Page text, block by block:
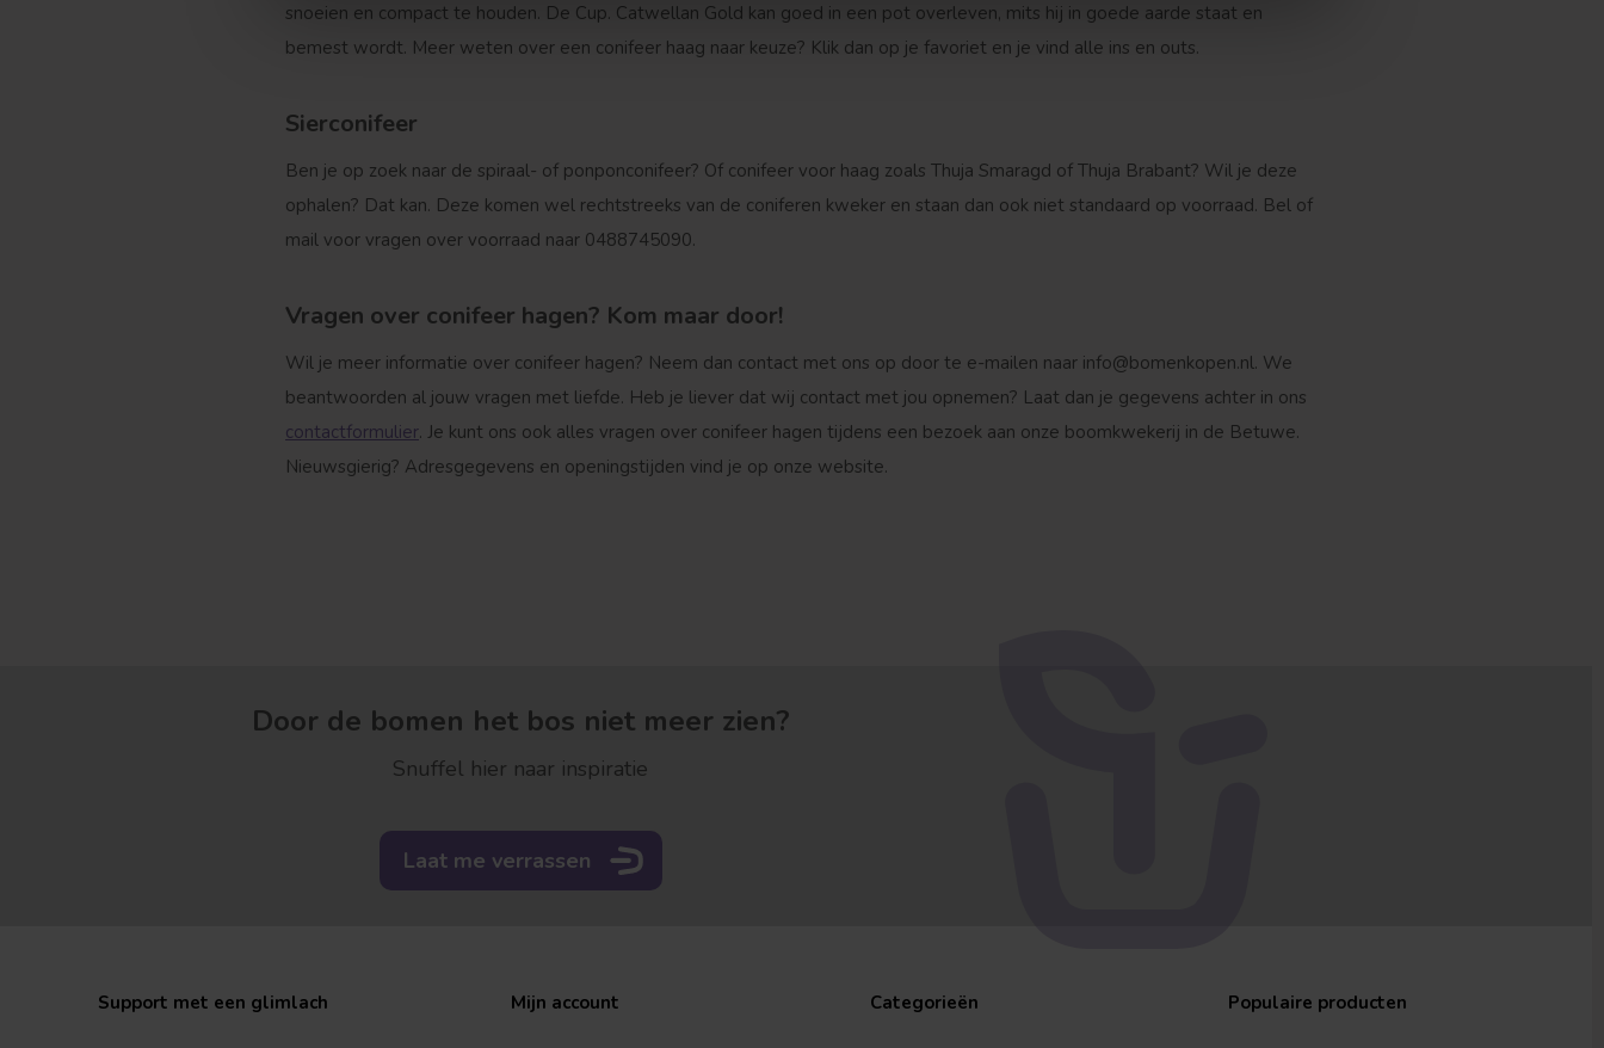
snoeien en compact te houden. De Cup. Catwellan Gold kan goed in een pot overleven, mits hij in goede aarde staat en
bemest wordt. Meer weten over een conifeer haag naar keuze? Klik dan op je favoriet en je vind alle ins en outs.
Sierconifeer
Ben je op zoek naar de spiraal- of ponponconifeer? Of conifeer voor haag zoals Thuja Smaragd of Thuja Brabant? Wil je deze
ophalen? Dat kan. Deze komen wel rechtstreeks van de coniferen kweker en staan dan ook niet standaard op voorraad. Bel of
mail voor vragen over voorraad naar 0488745090.
Vragen over conifeer hagen? Kom maar door!
Wil je meer informatie over conifeer hagen? Neem dan contact met ons op door te e-mailen naar info@bomenkopen.nl. We
beantwoorden al jouw vragen met liefde. Heb je liever dat wij contact met jou opnemen? Laat dan je gegevens achter in ons
contactformulier. Je kunt ons ook alles vragen over conifeer hagen tijdens een bezoek aan onze boomkwekerij in de Betuwe.
Nieuwsgierig? Adresgegevens en openingstijden vind je op onze website.
Door de bomen het bos niet meer zien?
Snuffel hier naar inspiratie
Laat me verrassen
Support met een glimlach Mijn account Categorieën Populaire producten